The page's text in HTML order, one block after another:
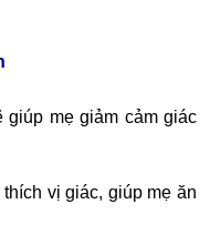
giúp mẹ giảm cảm giác
vị giác, giúp mẹ ăn